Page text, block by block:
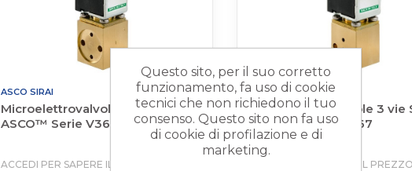
ASCO SIRAI
Microelettrovalvole 3 vie SIRAI
ASCO™ Serie V366
ACCEDI PER SAPERE IL PREZZO
ASCO SIRAI
Microelettrovalvole 3 vie
ASCO™ Serie V367
ACCEDI PER SAPERE IL PREZZO
Questo sito, per il suo corretto
funzionamento, fa uso di cookie
tecnici che non richiedono il tuo
consenso. Questo sito non fa uso
di cookie di profilazione e di
marketing.